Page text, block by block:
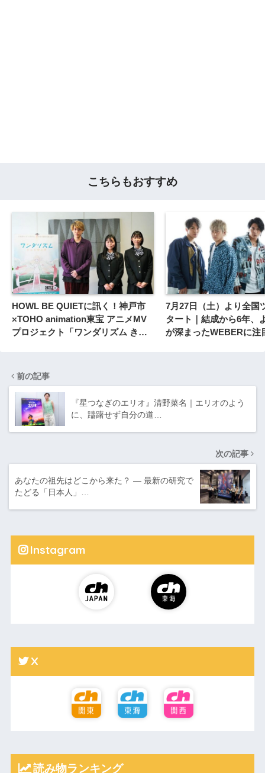
こちらもおすすめ
HOWL BE QUIETに訊く！神戸市
×TOHO animation東宝 アニメMV
プロジェクト「ワンダリズム きみ
7月27日（土）より全国
タート｜結成から6年、
が深まったWEBERに注
前の記事
『星つなぎのエリオ』清野菜名｜エリオのよう
に、躊躇せず自分の道…
次の記事
あなたの祖先はどこから来た？ ― 最新の研究で
たどる「日本人」…
Instagram
X
読み物ランキング